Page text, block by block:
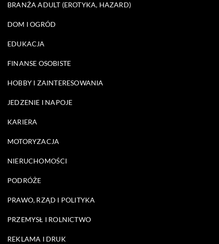
BRANŻA ADULT (EROTYKA, HAZARD)
DOM I OGRÓD
EDUKACJA
FINANSE OSOBISTE
HOBBY I ZAINTERESOWANIA
JEDZENIE I NAPOJE
KARIERA
MOTORYZACJA
NIERUCHOMOŚCI
PODRÓŻE
PRAWO, RZĄD I POLITYKA
PRZEMYSŁ I ROLNICTWO
REKLAMA I DRUK